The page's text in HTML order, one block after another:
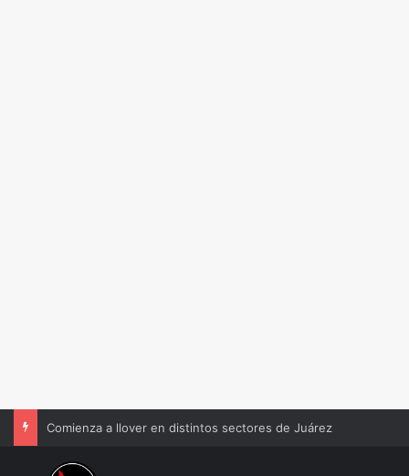
Comienza a llover en distintos sectores de Juárez